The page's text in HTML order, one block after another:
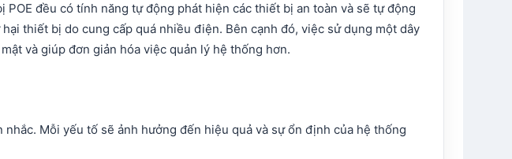
đều có tính năng tự động phát hiện các thiết bị an toàn và sẽ tự động
thiết bị do cung cấp quá nhiều điện. Bên cạnh đó, việc sử dụng một dây
và giúp đơn giản hóa việc quản lý hệ thống hơn.
Mỗi yếu tố sẽ ảnh hưởng đến hiệu quả và sự ổn định của hệ thống